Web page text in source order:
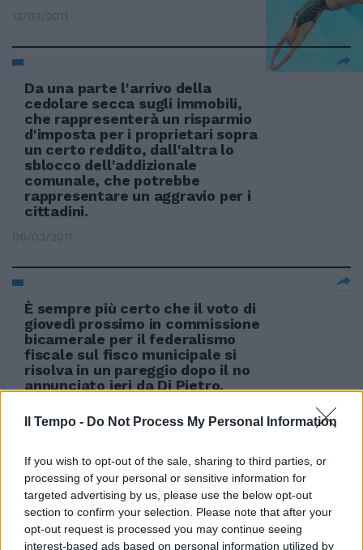
Il Tempo - Do Not Process My Personal Information
If you wish to opt-out of the sale, sharing to third parties, or
processing of your personal or sensitive information for
targeted advertising by us, please use the below opt-out
section to confirm your selection. Please note that after your
opt-out request is processed you may continue seeing
interest-based ads based on personal information utilized by
13/03/2011
Da una parte l'arrivo della
cedolare secca sugli immobili,
che rappresenterà un risparmio
d'imposta per i proprietari sopra
un certo reddito, dall'altra lo
sblocco dell'addizionale
comunale, che potrebbe
rappresentare un aggravio per i
cittadini.
06/03/2011
È sempre più certo che il voto di
giovedì prossimo in commissione
bicamerale per il federalismo
fiscale sul fisco municipale si
risolva in un pareggio dopo il no
annunciato ieri da Di Pietro.
Saviano scopre rifiuti di
trent'anni fa
28/11/2010